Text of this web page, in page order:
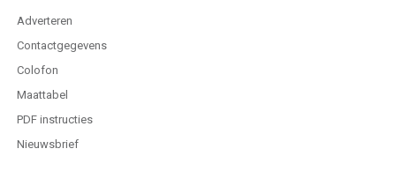
Adverteren
Contactgegevens
Colofon
Maattabel
PDF instructies
Nieuwsbrief